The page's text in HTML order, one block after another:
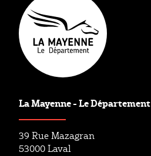
La Mayenne - Le Département
39 Rue Mazagran
53000 Laval